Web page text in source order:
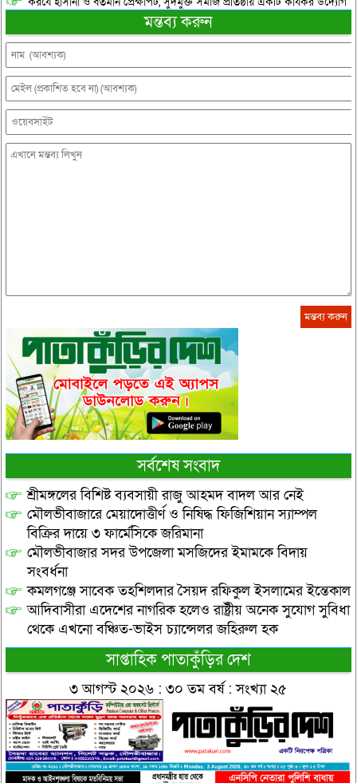
মন্তব্য করুন
সর্বশেষ সংবাদ
শ্রীমঙ্গলের বিশিষ্ট ব্যবসায়ী রাজু আহমদ বাদল আর নেই
মৌলভীবাজারে মেয়াদোত্তীর্ণ ও নিষিদ্ধ ফিজিশিয়ান স্যাম্পল
বিক্রির দায়ে ৩ ফার্মেসিকে জরিমানা
মৌলভীবাজার সদর উপজেলা মসজিদের ইমামকে বিদায়
সংবর্ধনা
কমলগঞ্জে সাবেক তহশিলদার সৈয়দ রফিকুল ইসলামের ইন্তেকাল
আদিবাসীরা এদেশের নাগরিক হলেও রাষ্ট্রীয় অনেক সুযোগ সুবিধা
থেকে এখনো বঞ্চিত-ভাইস চ্যান্সেলর জহিরুল হক
সাপ্তাহিক পাতাকুঁড়ির দেশ
৩ আগস্ট ২০২৬ : ৩০ তম বর্ষ : সংখ্যা ২৫